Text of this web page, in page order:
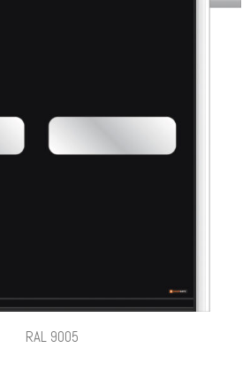
RAL 9005